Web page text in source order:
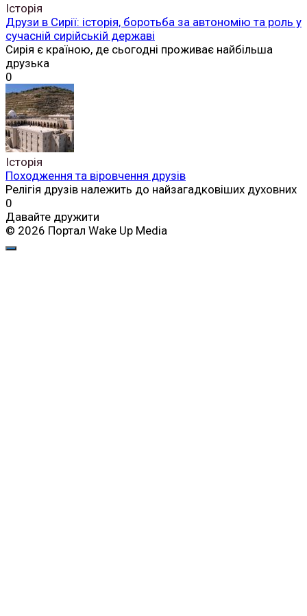
Історія
Друзи в Сирії: історія, боротьба за автономію та роль у
сучасній сирійській державі
Сирія є країною, де сьогодні проживає найбільша
друзька
0
Історія
Походження та віровчення друзів
Релігія друзів належить до найзагадковіших духовних
0
Давайте дружити
© 2026 Портал Wake Up Media